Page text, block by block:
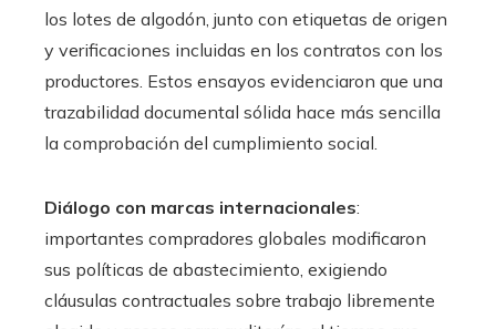
los lotes de algodón, junto con etiquetas de origen
y verificaciones incluidas en los contratos con los
productores. Estos ensayos evidenciaron que una
trazabilidad documental sólida hace más sencilla
la comprobación del cumplimiento social.
Diálogo con marcas internacionales:
importantes compradores globales modificaron
sus políticas de abastecimiento, exigiendo
cláusulas contractuales sobre trabajo libremente